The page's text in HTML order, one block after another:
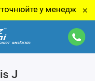
у менеджера! ×
J